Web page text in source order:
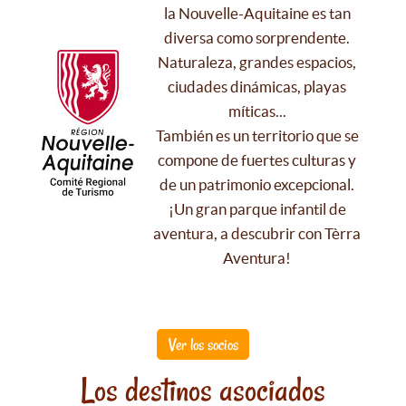
la Nouvelle-Aquitaine es tan
diversa como sorprendente.
Naturaleza, grandes espacios,
ciudades dinámicas, playas
míticas...
También es un territorio que se
compone de fuertes culturas y
de un patrimonio excepcional.
¡Un gran parque infantil de
aventura, a descubrir con Tèrra
Aventura!
Ver los socios
Los destinos asociados